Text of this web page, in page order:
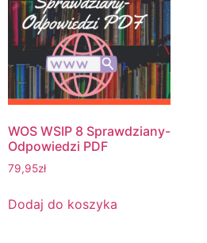
WOS WSIP 8 Sprawdziany-
Odpowiedzi PDF
79,95zł
Dodaj do koszyka